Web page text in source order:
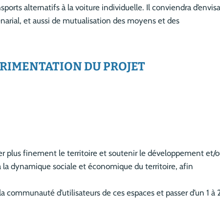
alternatifs à la voiture individuelle. Il conviendra
et aussi de mutualisation des moyens et des
DU PROJET
plus finement le territoire et soutenir le développement et/
dynamique sociale et économique du territoire, afin
communauté d’utilisateurs de ces espaces et passer d’un 1 à